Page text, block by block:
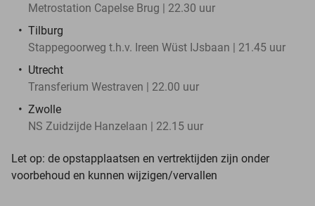
Metrostation Capelse Brug | 22.30 uur
Tilburg
Stappegoorweg t.h.v. Ireen Wüst IJsbaan | 21.45 uur
Utrecht
Transferium Westraven | 22.00 uur
Zwolle
NS Zuidzijde Hanzelaan | 22.15 uur
Let op: de opstapplaatsen en vertrektijden zijn onder
voorbehoud en kunnen wijzigen/vervallen